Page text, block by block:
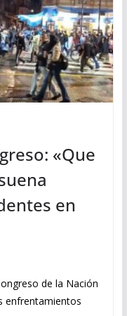
«Que
en
de la Nación
enfrentamientos